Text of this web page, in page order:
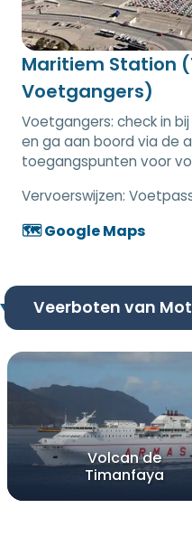
Maritiem Station
Voetgangers)
Voetgangers: check in
en ga aan boord via de
toegangspunten voor
Vervoerswijzen:
🗺️ Google Maps
Veerboten van
Volcan de
Timanfaya